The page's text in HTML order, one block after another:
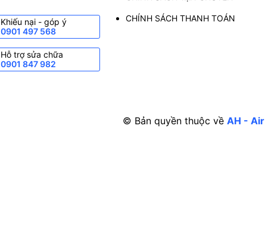
Khiếu nại - góp ý
0901 497 568
Hỗ trợ sửa chữa
0901 847 982
CHÍNH SÁCH THANH TOÁN
© Bản quyền thuộc về AH - Air